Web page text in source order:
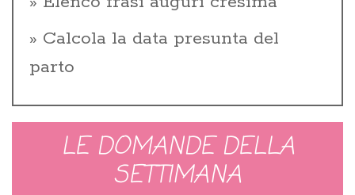
Calcola la data presunta del
parto
LE DOMANDE DELLA
SETTIMANA